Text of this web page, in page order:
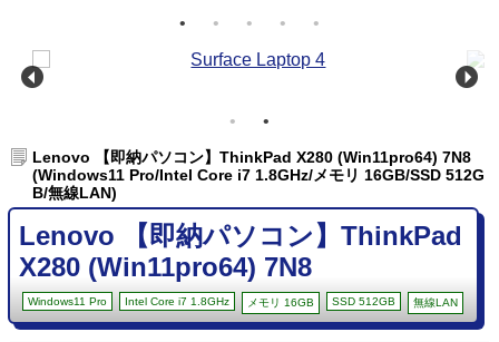
Lenovo 【即納パソコン】ThinkPad X280 (Win11pro64) 7N8
(Windows11 Pro/Intel Core i7 1.8GHz/メモリ 16GB/SSD 512G
B/無線LAN)
Lenovo 【即納パソコン】ThinkPad
X280 (Win11pro64) 7N8
Windows11 Pro Intel Core i7 1.8GHz メモリ 16GB SSD 512GB 無線LAN